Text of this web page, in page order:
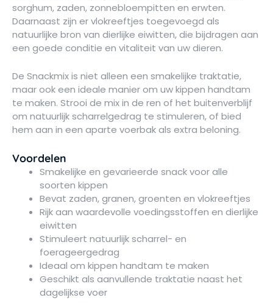
sorghum, zaden, zonnebloempitten en erwten.
Daarnaast zijn er vlokreeftjes toegevoegd als
natuurlijke bron van dierlijke eiwitten, die bijdragen aan
een goede conditie en vitaliteit van uw dieren.
De Snackmix is niet alleen een smakelijke traktatie,
maar ook een ideale manier om uw kippen handtam
te maken. Strooi de mix in de ren of het buitenverblijf
om natuurlijk scharrelgedrag te stimuleren, of bied
hem aan in een aparte voerbak als extra beloning.
Voordelen
Smakelijke en gevarieerde snack voor alle
soorten kippen
Bevat zaden, granen, groenten en vlokreeftjes
Rijk aan waardevolle voedingsstoffen en dierlijke
eiwitten
Stimuleert natuurlijk scharrel- en
foerageergedrag
Ideaal om kippen handtam te maken
Geschikt als aanvullende traktatie naast het
dagelijkse voer